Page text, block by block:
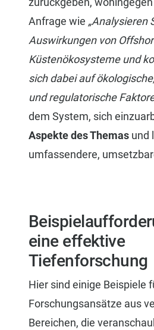
Anfrage wie „Analysieren
Auswirkungen von
Küstenökosysteme und
sich dabei auf
und regulatorische
dem System, sich
Aspekte des Themas und
umfassendere,
eine effektive
Tiefenforschung
Hier sind einige Beispiele
Forschungsansätze aus
Bereichen, die